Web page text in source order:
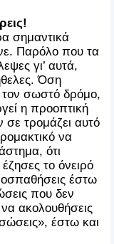
σημαντικά
Παρόλο που τα
γι’ αυτά,
Όση
τον σωστό δρόμο,
η προοπτική
τρομάζει αυτό
να
ότι
το όνειρό
έστω
που δεν
ακολουθήσεις
έστω και